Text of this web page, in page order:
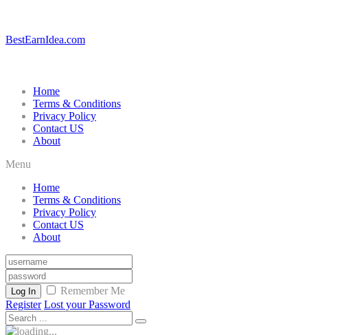
BestEarnIdea.com
Home
Terms & Conditions
Privacy Policy
Contact US
About
Menu
Home
Terms & Conditions
Privacy Policy
Contact US
About
Log In
Remember Me
Register Lost your Password